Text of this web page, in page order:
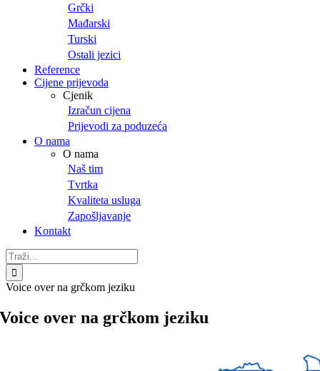
Grčki
Mađarski
Turski
Ostali jezici
Reference
Cijene prijevoda
Cjenik
Izračun cijena
Prijevodi za poduzeća
O nama
O nama
Naš tim
Tvrtka
Kvaliteta usluga
Zapošljavanje
Kontakt
Traži...
Voice over na grčkom jeziku
Voice over na grčkom jeziku